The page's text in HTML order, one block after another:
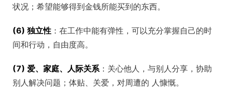
状况；希望能够得到金钱所能买到的东西。
(6) 独立性 ：在工作中能有弹性，可以充分掌握自己的时
间和行动，自由度高。
(7) 爱、家庭、人际关系 ：关心他人，与别人分享，协助
别人解决问题；体贴、关爱，对周遭的 人慷慨。